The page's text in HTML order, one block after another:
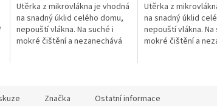
Utěrka z mikrovlákna je vhodná
na snadný úklid celého domu,
nepouští vlákna. Na suché i
mokré čištění a nezanechává
Utěrka z
na snadný úklid
nepouští vlákna. Na
mokré čištění a
Značka Ostatní informace